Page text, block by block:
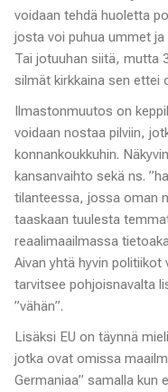
voidaan tehdä huoletta
josta voi puhua ummet
Tai jotuuhan siitä, mutta
silmät kirkkaina sen ettei
Ilmastonmuutos on
voidaan nostaa pilviin,
konnankoukkuhin.
kansanvaihto sekä ns.
tilanteessa, jossa oman
taaskaan tuulesta
reaalimaailmassa
Aivan yhtä hyvin
tarvitsee pohjoisnavalta
”vähän”.
Lisäksi EU on täynnä
jotka ovat omissa
Germaniaa” samalla kun